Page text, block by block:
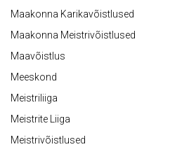
Maakonna Karikavõistlused
Maakonna Meistrivõistlused
Maavõistlus
Meeskond
Meistriliiga
Meistrite Liiga
Meistrivõistlused